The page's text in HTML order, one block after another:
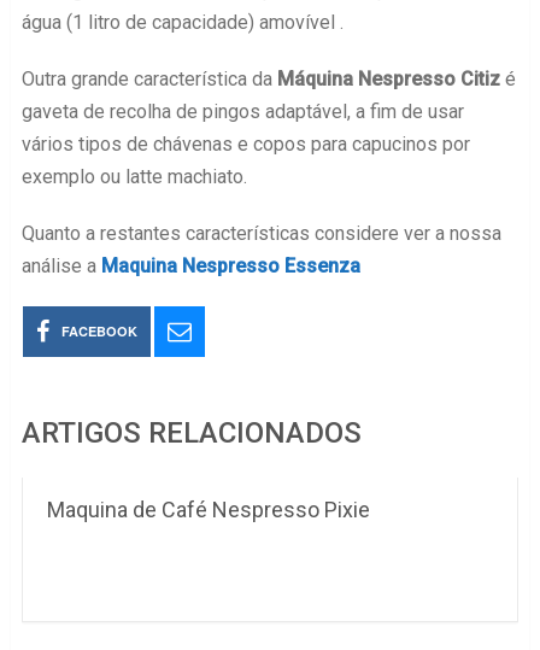
água (1 litro de capacidade) amovível .
Outra grande característica da Máquina Nespresso Citizé
gaveta de recolha de pingos adaptável, a fim de usar
vários tipos de chávenas e copos para capucinos por
exemplo ou latte machiato.
Quanto a restantes características considere ver a nossa
análise a Maquina Nespresso Essenza
FACEBOOK
ARTIGOS RELACIONADOS
Maquina de Café Nespresso Pixie